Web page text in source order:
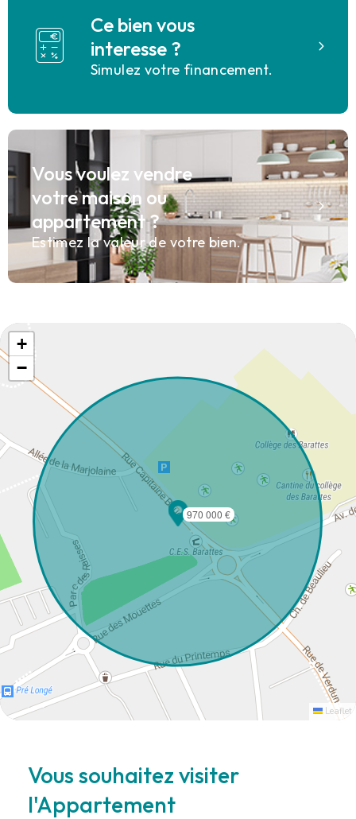
Ce bien vous
interesse ?
Simulez votre financement.
Vous voulez vendre
votre maison ou
appartement ?
Estimez la valeur de votre bien.
970 000 €
+
−
Leaflet
Vous souhaitez visiter
l'Appartement